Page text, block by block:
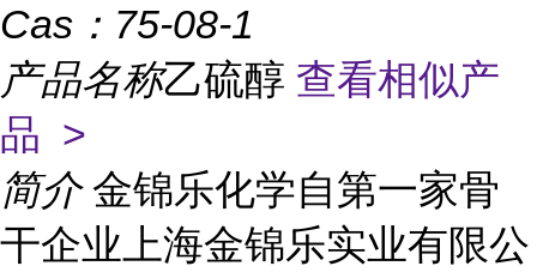
Cas： 75-08-1
产品名称乙硫醇 查看相似产
品 >
简介 金锦乐化学自第一家骨
干企业上海金锦乐实业有限公